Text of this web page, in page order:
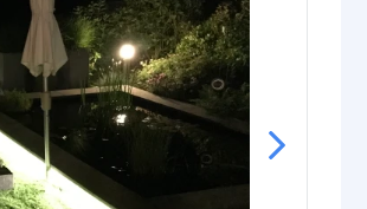
12 mm
Basic: 5,6 mm
Premium: 5,6 mm
Prime: 5,2 mm
Pro: 5,4 mm
4-pins stekker type vrouw+man